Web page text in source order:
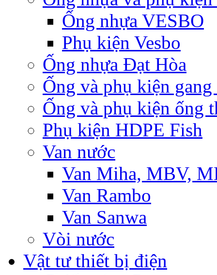
Ống nhựa VESBO
Phụ kiện Vesbo
Ống nhựa Đạt Hòa
Ống và phụ kiện gang
Ống và phụ kiện ống
Phụ kiện HDPE Fish
Van nước
Van Miha, MBV,
Van Rambo
Van Sanwa
Vòi nước
Vật tư thiết bị điện